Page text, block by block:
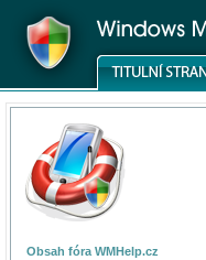
Obsah fóra WMHelp.cz